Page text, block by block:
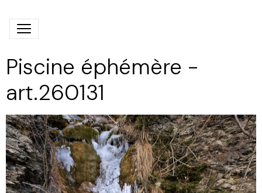
Piscine éphémère -
art.260131